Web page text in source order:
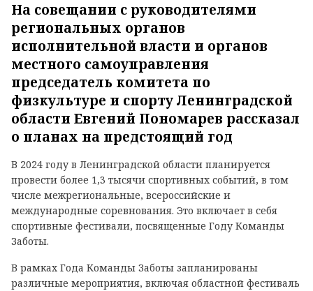
На совещании с руководителями
региональных органов
исполнительной власти и органов
местного самоуправления
председатель комитета по
физкультуре и спорту Ленинградской
области Евгений Пономарев рассказал
о планах на предстоящий год
В 2024 году в Ленинградской области планируется
провести более 1,3 тысячи спортивных событий, в том
числе межрегиональные, всероссийские и
международные соревнования. Это включает в себя
спортивные фестивали, посвященные Году Команды
Заботы.
В рамках Года Команды Заботы запланированы
различные мероприятия, включая областной фестиваль